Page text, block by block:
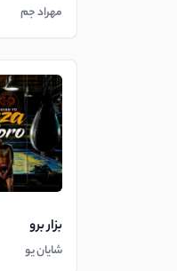
مهراد جم
بزار برو
شایان یو